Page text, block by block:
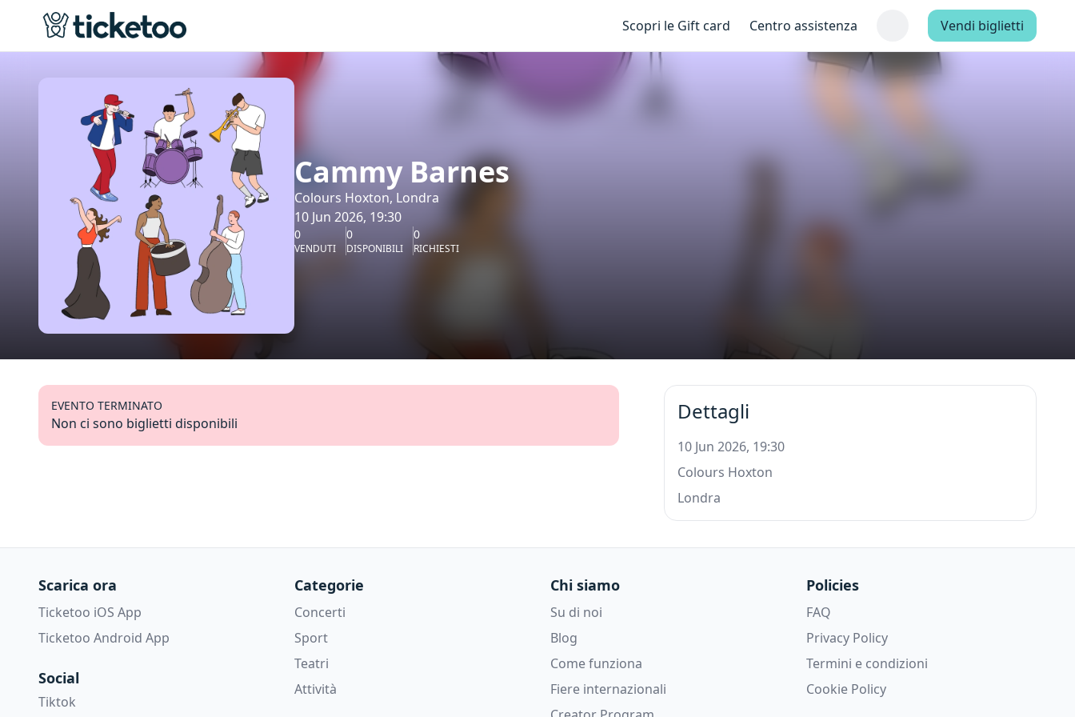
Scopri le Gift card Centro assistenza Vendi biglietti
Cammy Barnes
Colours Hoxton, Londra
10 Jun 2026, 19:30
0
VENDUTI
0
DISPONIBILI
0
RICHIESTI
EVENTO TERMINATO
Non ci sono biglietti disponibili Dettagli
10 Jun 2026, 19:30
Colours Hoxton
Londra
Scarica ora
Ticketoo iOS App
Ticketoo Android App
Social
Tiktok
Categorie
Concerti
Sport
Teatri
Attività
Chi siamo
Su di noi
Blog
Come funziona
Fiere internazionali
Policies
FAQ
Privacy Policy
Termini e condizioni
Cookie Policy